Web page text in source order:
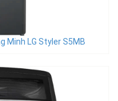
Minh LG Styler S5MB